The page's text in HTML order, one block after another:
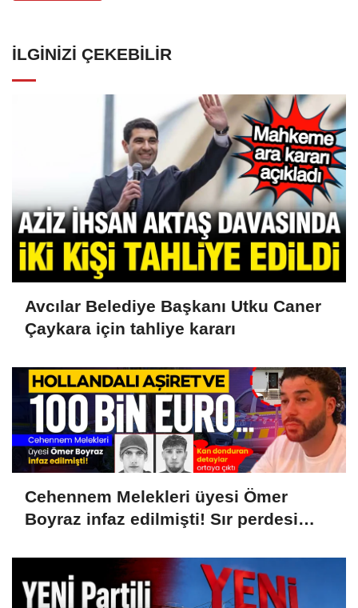
İLGINIZI ÇEKEBILIR
Avcılar Belediye Başkanı Utku Caner
Çaykara için tahliye kararı
Cehennem Melekleri üyesi Ömer
Boyraz infaz edilmişti! Sır perdesi
Euroluk kanlı infaz